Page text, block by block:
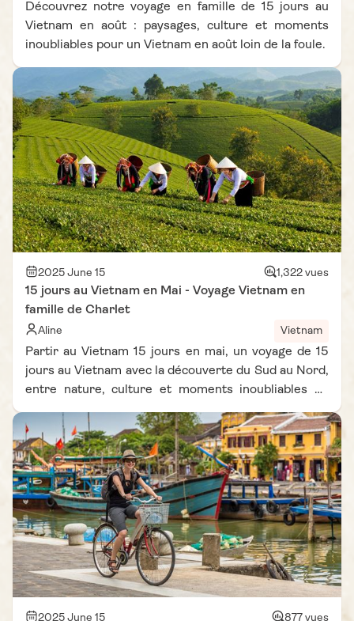
Découvrez notre voyage en famille de 15 jours au
Vietnam en août : paysages, culture et moments
inoubliables pour un Vietnam en août loin de la foule.
2025 June 15 1,322 vues
15 jours au Vietnam en Mai - Voyage Vietnam en
famille de Charlet
Aline Vietnam
Partir au Vietnam 15 jours en mai, un voyage de 15
jours au Vietnam avec la découverte du Sud au Nord,
entre nature, culture et moments inoubliables en
2025 June 15 877 vues